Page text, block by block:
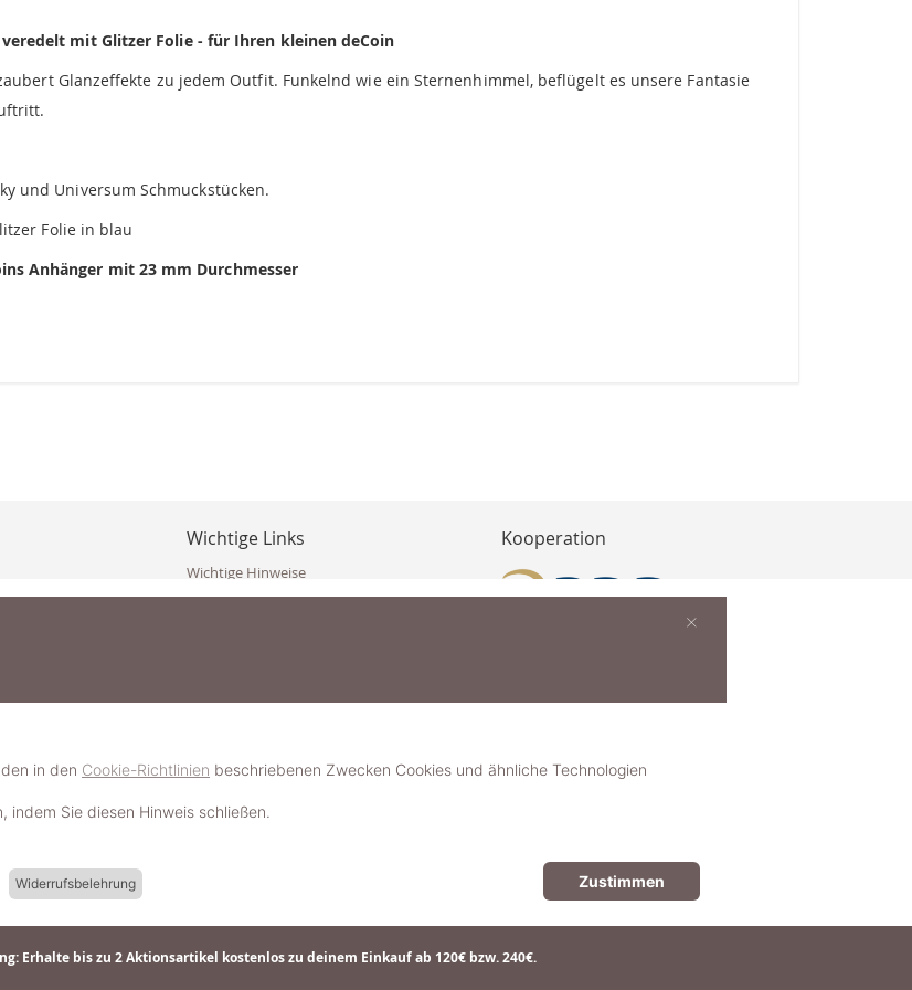
Erhalte bis zu 2 Aktionsartikel kostenlos zu deinem Einkauf ab 120€ bzw. 240€.
mit Glitzer Folie - für Ihren kleinen deCoin
Glanzeffekte zu jedem Outfit. Funkelnd wie ein Sternenhimmel, beflügelt es unsere Fantasie
und Universum Schmuckstücken.
Folie in blau
Anhänger mit 23 mm Durchmesser
Wichtige Links
Wichtige Hinweise
Häufig gestellte Fragen (FAQ)
Impressum
Schmuckerlebnis / Schmuckparty buchen
Schmuck- & Styleguide werden
Kooperation
© 2018-2025 dekoster GmbH
in den Cookie-Richtlinien beschriebenen Zwecken Cookies und ähnliche Technologien
indem Sie diesen Hinweis schließen.
Widerrufsbelehrung Zustimmen
×